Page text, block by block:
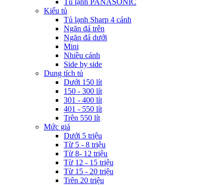
Kiểu tủ
Tủ lạnh Sharp 4 cánh
Ngăn đá trên
Ngăn đá dưới
Mini
Nhiều cánh
Side by side
Dung tích tủ
Dưới 150 lít
150 - 300 lít
301 - 400 lít
401 - 550 lít
Trên 550 lít
Mức giá
Dưới 5 triệu
Từ 5 - 8 triệu
Từ 8- 12 triệu
Từ 12 - 15 triệu
Từ 15 - 20 triệu
Trên 20 triệu